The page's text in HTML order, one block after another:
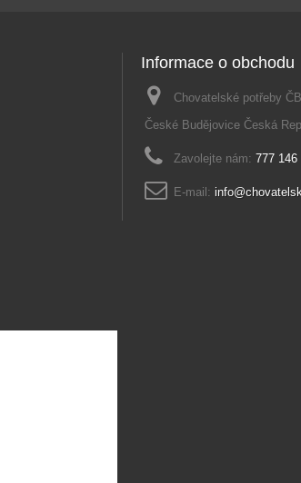
Informace o obchodu
Chovatelské potřeby
České Budějovice Česká
Zavolejte nám: 777 146
E-mail: